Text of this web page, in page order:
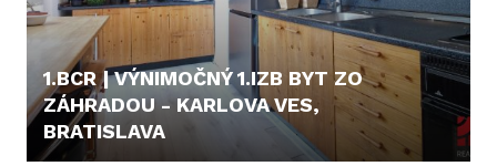
1.BCR | VÝNIMOČNÝ 1.IZB BYT ZO
ZÁHRADOU - KARLOVA VES,
BRATISLAVA